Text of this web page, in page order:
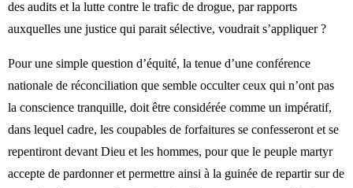
des audits et la lutte contre le trafic de drogue, par rapports
auxquelles une justice qui parait sélective, voudrait s’appliquer ?
Pour une simple question d’équité, la tenue d’une conférence
nationale de réconciliation que semble occulter ceux qui n’ont pas
la conscience tranquille, doit être considérée comme un impératif,
dans lequel cadre, les coupables de forfaitures se confesseront et se
repentiront devant Dieu et les hommes, pour que le peuple martyr
accepte de pardonner et permettre ainsi à la guinée de repartir sur de